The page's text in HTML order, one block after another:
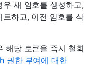
새 암호를 생성하고,
하고, 이전 암호를 삭
해당 토큰을 즉시 철회
권한 부여에 대한